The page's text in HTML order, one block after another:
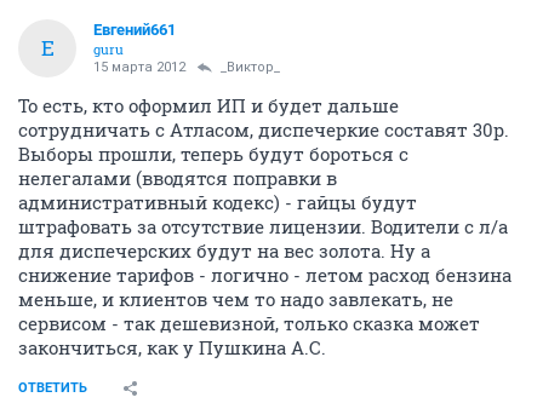
Е
Евгений661
guru
15 марта 2012 _Виктор_
То есть, кто оформил ИП и будет дальше
сотрудничать с Атласом, диспечеркие составят 30р.
Выборы прошли, теперь будут бороться с
нелегалами (вводятся поправки в
административный кодекс) - гайцы будут
штрафовать за отсутствие лицензии. Водители с л/а
для диспечерских будут на вес золота. Ну а
снижение тарифов - логично - летом расход бензина
меньше, и клиентов чем то надо завлекать, не
сервисом - так дешевизной, только сказка может
закончиться, как у Пушкина А.С.
ОТВЕТИТЬ